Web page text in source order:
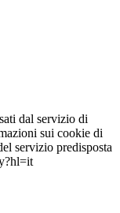
dal servizio di
sui cookie di
servizio predisposta